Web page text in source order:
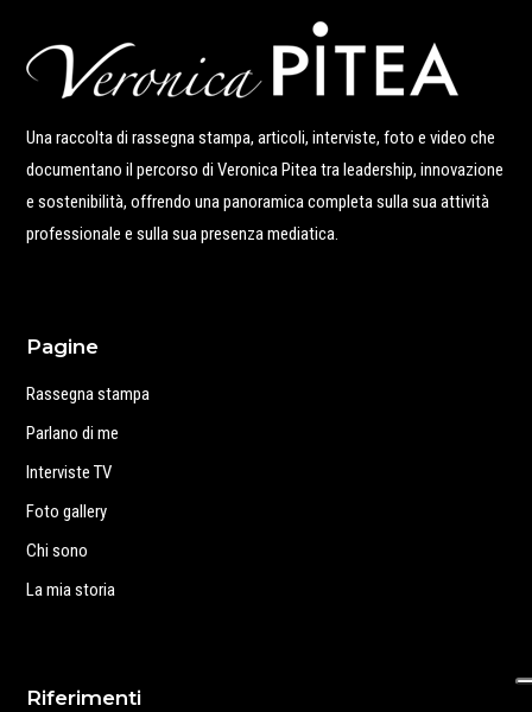
Una raccolta di rassegna stampa, articoli, interviste, foto e video che
documentano il percorso di Veronica Pitea tra leadership, innovazione
e sostenibilità, offrendo una panoramica completa sulla sua attività
professionale e sulla sua presenza mediatica.
Pagine
Rassegna stampa
Parlano di me
Interviste TV
Foto gallery
Chi sono
La mia storia
Riferimenti